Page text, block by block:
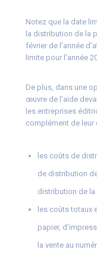
Notez que la date
la distribution de la
février de l’année
limite pour l’année
De plus, dans une
œuvre de l’aide
les entreprises
complément de leur
les coûts de
de distribution
distribution de la
les coûts totaux
papier,
la vente au